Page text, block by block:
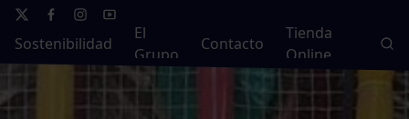
Sostenibilidad
El
Grupo
Contacto
Tienda
Online